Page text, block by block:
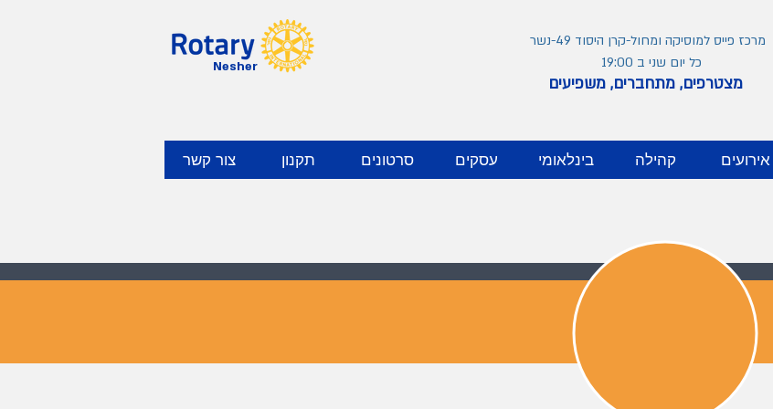
Nesher
מרכז פייס למוסיקה ומחול-קרן היסוד 49-נשר
כל יום שני ב 19:00
מצטרפים, מתחברים, משפיעים
אירועים קהילה בינלאומי עסקים סרטונים תקנון צור קשר